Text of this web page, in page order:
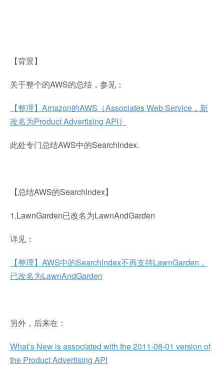
【背景】
关于整个的AWS的总结，参见：
【整理】Amazon的AWS（Associates Web Service，新
改名为Product Advertising API）
此处专门总结AWS中的SearchIndex.
【总结AWS的SearchIndex】
1.LawnGarden已改名为LawnAndGarden
详见：
【整理】AWS中的SearchIndex不再支持LawnGarden，
已改名为LawnAndGarden
另外，后来在：
What’s New is associated with the 2011-08-01 version of
the Product Advertising API